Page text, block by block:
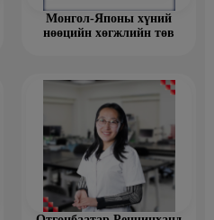
Монгол-Японы хүний
нөөцийн хөгжлийн төв